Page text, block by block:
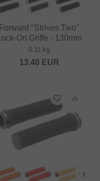
Forward "Strives Two"
Lock-On Griffe - 130mm
0.11 kg
13.40 EUR